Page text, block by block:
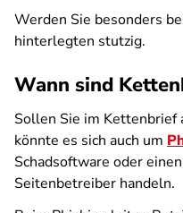
Werden Sie besonders
hinterlegten stutzig.
Wann sind
Sollen Sie im Kettenbrief
könnte es sich auch um
Schadsoftware oder
Seitenbetreiber handeln.